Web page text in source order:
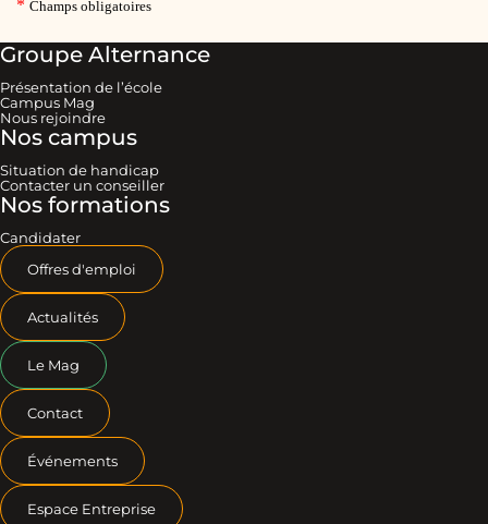
Groupe Alternance
Présentation de l’école
Campus Mag
Nous rejoindre
Nos campus
Situation de handicap
Contacter un conseiller
Nos formations
Candidater
Offres d'emploi
Actualités
Le Mag
Contact
Événements
Espace Entreprise